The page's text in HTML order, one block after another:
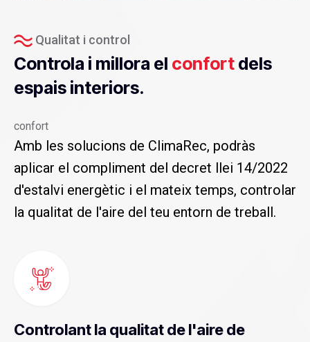
Qualitat i control
Controla i millora el confort dels
espais interiors.
confort
Amb les solucions de ClimaRec, podràs
aplicar el compliment del decret llei 14/2022
d'estalvi energètic i el mateix temps, controlar
la qualitat de l'aire del teu entorn de treball.
Controlant la qualitat de l'aire de